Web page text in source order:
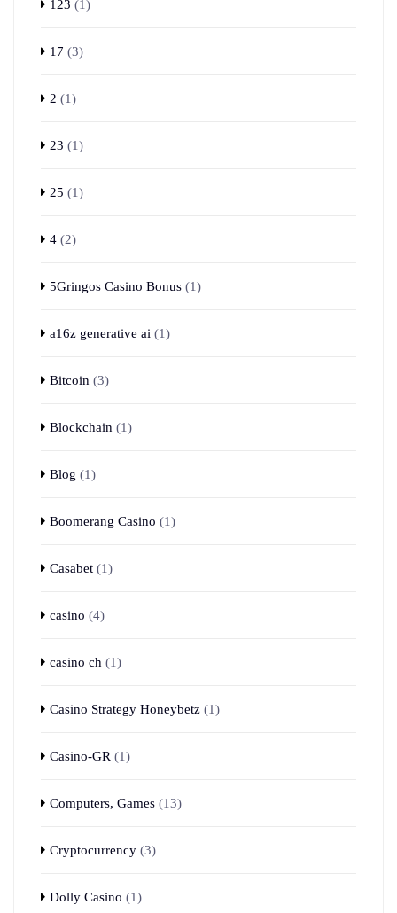
123 (1)
17 (3)
2 (1)
23 (1)
25 (1)
4 (2)
5Gringos Casino Bonus (1)
a16z generative ai (1)
Bitcoin (3)
Blockchain (1)
Blog (1)
Boomerang Casino (1)
Casabet (1)
casino (4)
casino ch (1)
Casino Strategy Honeybetz (1)
Casino-GR (1)
Computers, Games (13)
Cryptocurrency (3)
Dolly Casino (1)